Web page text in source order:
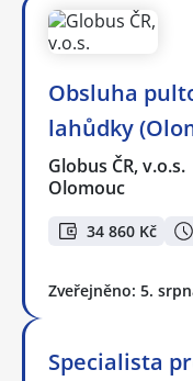
Obsluha
lahůdky
Globus ČR, v.o.s.
Olomouc
34 860 Kč
Zveřejněno: 5.
Specialista